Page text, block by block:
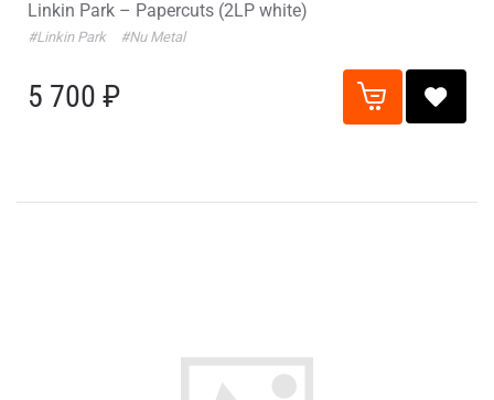
Linkin Park – Papercuts (2LP white)
#Linkin Park #Nu Metal
5 700 ₽